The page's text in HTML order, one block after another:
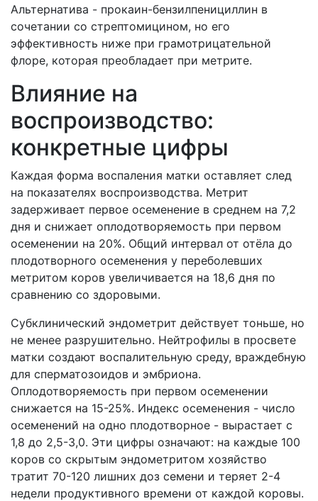
Альтернатива - прокаин-бензилпенициллин в
сочетании со стрептомицином, но его
эффективность ниже при грамотрицательной
флоре, которая преобладает при метрите.
Влияние на
воспроизводство:
конкретные цифры
Каждая форма воспаления матки оставляет след
на показателях воспроизводства. Метрит
задерживает первое осеменение в среднем на 7,2
дня и снижает оплодотворяемость при первом
осеменении на 20%. Общий интервал от отёла до
плодотворного осеменения у переболевших
метритом коров увеличивается на 18,6 дня по
сравнению со здоровыми.
Субклинический эндометрит действует тоньше, но
не менее разрушительно. Нейтрофилы в просвете
матки создают воспалительную среду, враждебную
для сперматозоидов и эмбриона.
Оплодотворяемость при первом осеменении
снижается на 15-25%. Индекс осеменения - число
осеменений на одно плодотворное - вырастает с
1,8 до 2,5-3,0. Эти цифры означают: на каждые 100
коров со скрытым эндометритом хозяйство
тратит 70-120 лишних доз семени и теряет 2-4
недели продуктивного времени от каждой коровы.